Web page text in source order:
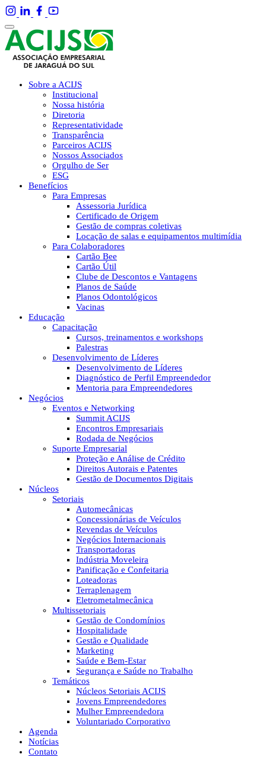
Sobre a ACIJS
Institucional
Nossa história
Diretoria
Representatividade
Transparência
Parceiros ACIJS
Nossos Associados
Orgulho de Ser
ESG
Benefícios
Para Empresas
Assessoria Jurídica
Certificado de Origem
Gestão de compras coletivas
Locação de salas e equipamentos multimídia
Para Colaboradores
Cartão Bee
Cartão Útil
Clube de Descontos e Vantagens
Planos de Saúde
Planos Odontológicos
Vacinas
Educação
Capacitação
Cursos, treinamentos e workshops
Palestras
Desenvolvimento de Líderes
Desenvolvimento de Líderes
Diagnóstico de Perfil Empreendedor
Mentoria para Empreendedores
Negócios
Eventos e Networking
Summit ACIJS
Encontros Empresariais
Rodada de Negócios
Suporte Empresarial
Proteção e Análise de Crédito
Direitos Autorais e Patentes
Gestão de Documentos Digitais
Núcleos
Setoriais
Automecânicas
Concessionárias de Veículos
Revendas de Veículos
Negócios Internacionais
Transportadoras
Indústria Moveleira
Panificação e Confeitaria
Loteadoras
Terraplenagem
Eletrometalmecânica
Multissetoriais
Gestão de Condomínios
Hospitalidade
Gestão e Qualidade
Marketing
Saúde e Bem-Estar
Segurança e Saúde no Trabalho
Temáticos
Núcleos Setoriais ACIJS
Jovens Empreendedores
Mulher Empreendedora
Voluntariado Corporativo
Agenda
Notícias
Contato